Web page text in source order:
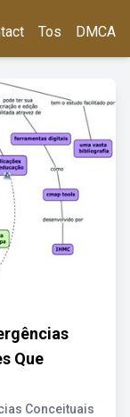
Tos DMCA
Que
Conceituais